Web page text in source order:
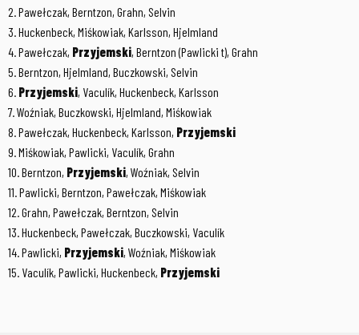
2. Pawełczak, Berntzon, Grahn, Selvin
3. Huckenbeck, Miśkowiak, Karlsson, Hjelmland
4. Pawełczak, Przyjemski, Berntzon (Pawlicki t), Grahn
5. Berntzon, Hjelmland, Buczkowski, Selvin
6. Przyjemski, Vaculík, Huckenbeck, Karlsson
7. Woźniak, Buczkowski, Hjelmland, Miśkowiak
8. Pawełczak, Huckenbeck, Karlsson, Przyjemski
9. Miśkowiak, Pawlicki, Vaculík, Grahn
10. Berntzon, Przyjemski, Woźniak, Selvin
11. Pawlicki, Berntzon, Pawełczak, Miśkowiak
12. Grahn, Pawełczak, Berntzon, Selvin
13. Huckenbeck, Pawełczak, Buczkowski, Vaculík
14. Pawlicki, Przyjemski, Woźniak, Miśkowiak
15. Vaculík, Pawlicki, Huckenbeck, Przyjemski